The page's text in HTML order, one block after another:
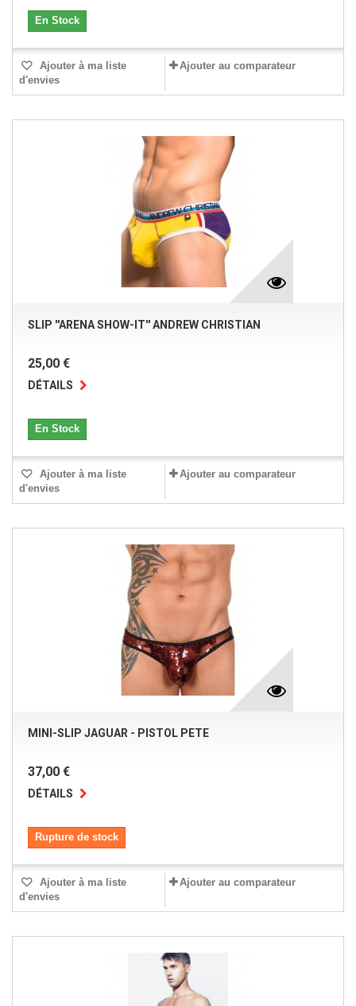
En Stock
Ajouter à ma liste
d'envies
Ajouter au comparateur
SLIP ''ARENA SHOW-IT'' ANDREW CHRISTIAN
25,00 €
DÉTAILS
En Stock
Ajouter à ma liste
d'envies
Ajouter au comparateur
MINI-SLIP JAGUAR - PISTOL PETE
37,00 €
DÉTAILS
Rupture de stock
Ajouter à ma liste
d'envies
Ajouter au comparateur